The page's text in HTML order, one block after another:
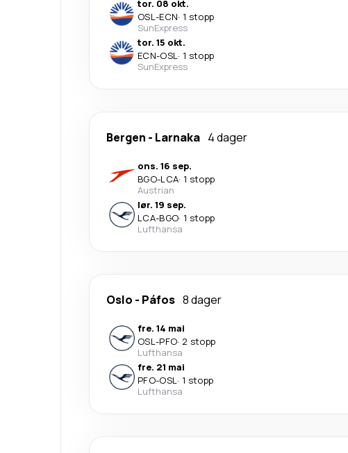
tor. 08 okt.
OSL-ECN· 1 stopp
SunExpress
tor. 15 okt.
ECN-OSL· 1 stopp
SunExpress
Bergen - Larnaka 4 dager
ons. 16 sep.
BGO-LCA· 1 stopp
Austrian
lør. 19 sep.
LCA-BGO· 1 stopp
Lufthansa
Oslo - Páfos 8 dager
fre. 14 mai
OSL-PFO· 2 stopp
Lufthansa
fre. 21 mai
PFO-OSL· 1 stopp
Lufthansa